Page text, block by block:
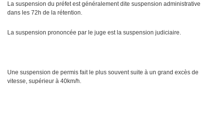
La suspension du préfet est généralement dite suspension administrative
dans les 72h de la rétention.
La suspension prononcée par le juge est la suspension judiciaire.
Une suspension de permis fait le plus souvent suite à un grand excès de
vitesse, supérieur à 40km/h.